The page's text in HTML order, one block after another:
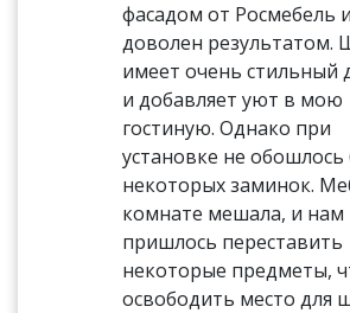
фасадом от Росмебель
доволен результатом.
имеет очень стильный
и добавляет уют в мою
гостиную. Однако при
установке не обошлось
некоторых заминок.
комнате мешала, и нам
пришлось переставить
некоторые предметы,
освободить место для